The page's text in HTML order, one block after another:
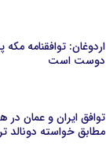
اردوغان: توافقنامه
دوست است
توافق ایران و عمان در
مطابق خواسته دونالد